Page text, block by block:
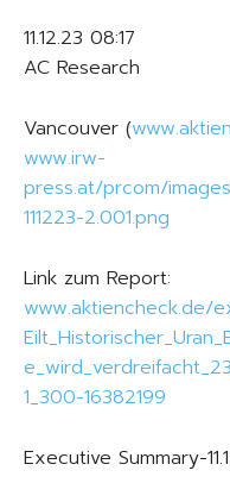
11.12.23 08:17
AC Research
Vancouver (
www.irw-
press.at/prcom/
111223-2.001.png
Link zum Report:
www.aktiencheck.de/
1_300-16382199
Executive Summary-